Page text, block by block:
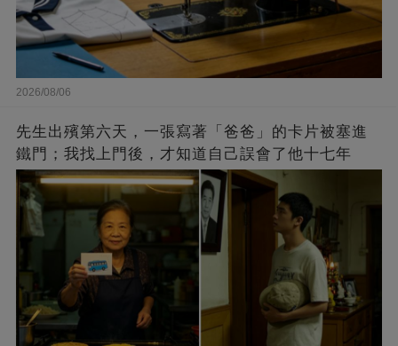
2026/08/06
先生出殯第六天，一張寫著「爸爸」的卡片被塞進
鐵門；我找上門後，才知道自己誤會了他十七年